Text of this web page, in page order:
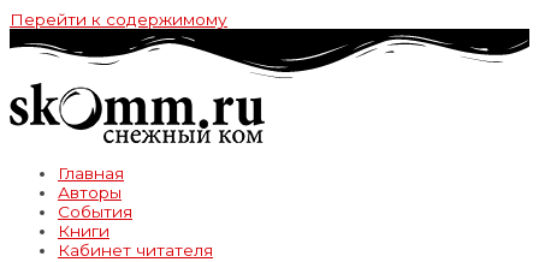
Перейти к содержимому
Главная
Авторы
События
Книги
Кабинет читателя